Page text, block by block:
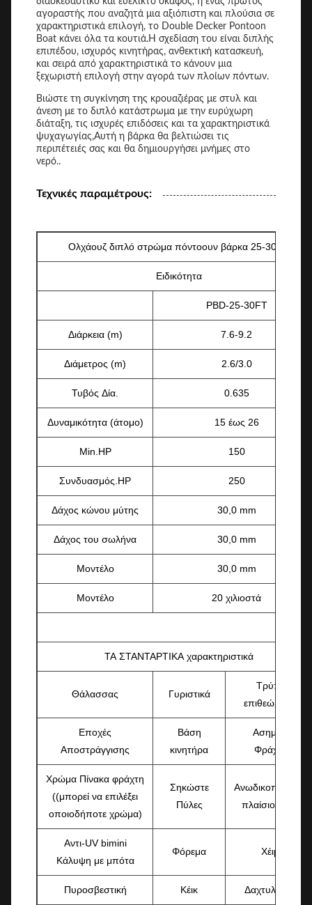
αγοραστής που αναζητά μια αξιόπιστη και πλούσια σε
χαρακτηριστικά επιλογή, το Double Decker Pontoon
Boat κάνει όλα τα κουτιά.Η σχεδίαση του είναι διπλής
επιπέδου, ισχυρός κινητήρας, ανθεκτική κατασκευή,
και σειρά από χαρακτηριστικά το κάνουν μια
ξεχωριστή επιλογή στην αγορά των πλοίων πόντων.
Βιώστε τη συγκίνηση της κρουαζιέρας με στυλ και
άνεση με το διπλό κατάστρωμα με την ευρύχωρη
διάταξη, τις ισχυρές επιδόσεις και τα χαρακτηριστικά
ψυχαγωγίας,Αυτή η βάρκα θα βελτιώσει τις
περιπέτειές σας και θα δημιουργήσει μνήμες στο
νερό..
Τεχνικές παραμέτρους:
Ολχάουζ διπλό στρώμα πόντοουν βάρκα 25-30FT
Ειδικότητα
PBD-25-30FT
Διάρκεια (m) 7.6-9.2
Διάμετρος (m) 2.6/3.0
Τυβός Δία. 0.635
Δυναμικότητα (άτομο) 15 έως 26
Min.HP 150
Συνδυασμός.HP 250
Δάχος κώνου μύτης 30,0 mm
Δάχος του σωλήνα 30,0 mm
Μοντέλο 30,0 mm
Μοντέλο 20 χιλιοστά
ΤΑ ΣΤΑΝΤΑΡΤΙΚΑ χαρακτηριστικά
Θάλασσας Γυριστικά
Τρύπες
επιθεώρησης
Εποχές
Αποστράγγισης
Βάση
κινητήρα
Ασημένια
Φράχτες
Χρώμα Πίνακα φράχτη
((μπορεί να επιλέξει
οποιοδήποτε χρώμα)
Σηκώστε
Πύλες
Ανωδικοποιημένο
πλαίσιο Bimini
Αντι-UV bimini
Κάλυψη με μπότα
Φόρεμα Χέιμς
Πυροσβεστική Κέικ Δαχτυλίδια U